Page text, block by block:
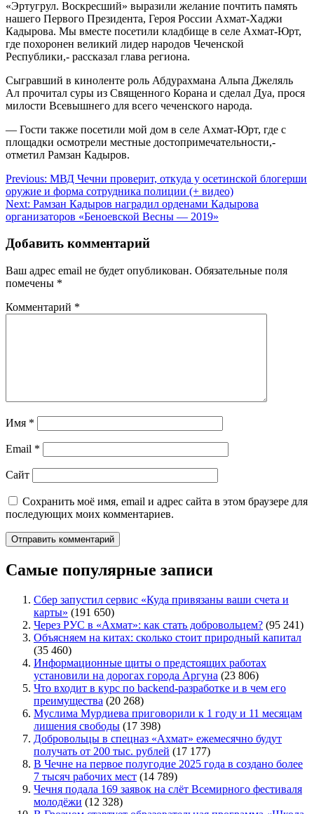
«Эртугрул. Воскресший» выразили желание почтить память
нашего Первого Президента, Героя России Ахмат-Хаджи
Кадырова. Мы вместе посетили кладбище в селе Ахмат-Юрт,
где похоронен великий лидер народов Чеченской
Республики,- рассказал глава региона.
Сыгравший в киноленте роль Абдурахмана Альпа Джеляль
Ал прочитал суры из Священного Корана и сделал Дуа, прося
милости Всевышнего для всего чеченского народа.
— Гости также посетили мой дом в селе Ахмат-Юрт, где с
площадки осмотрели местные достопримечательности,-
отметил Рамзан Кадыров.
Навигация
по
записям
Previous: МВД Чечни проверит, откуда у осетинской блогерши
оружие и форма сотрудника полиции (+ видео)
Next: Рамзан Кадыров наградил орденами Кадырова
организаторов «Беноевской Весны — 2019»
Добавить комментарий
Ваш адрес email не будет опубликован. Обязательные поля
помечены *
Комментарий *
Имя *
Email *
Сайт
Сохранить моё имя, email и адрес сайта в этом браузере для
последующих моих комментариев.
Самые популярные записи
Сбер запустил сервис «Куда привязаны ваши счета и
карты» (191 650)
Через РУС в «Ахмат»: как стать добровольцем? (95 241)
Объясняем на китах: сколько стоит природный капитал
(35 460)
Информационные щиты о предстоящих работах
установили на дорогах города Аргуна (23 806)
Что входит в курс по backend-разработке и в чем его
преимущества (20 268)
Муслима Мурдиева приговорили к 1 году и 11 месяцам
лишения свободы (17 398)
Добровольцы в спецназ «Ахмат» ежемесячно будут
получать от 200 тыс. рублей (17 177)
В Чечне на первое полугодие 2025 года в создано более
7 тысяч рабочих мест (14 789)
Чечня подала 169 заявок на слёт Всемирного фестиваля
молодёжи (12 328)